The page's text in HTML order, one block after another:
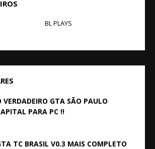
BL PLAYS
VERDADEIRO GTA SÃO PAULO
PARA PC !!
TC BRASIL V0.3 MAIS COMPLETO